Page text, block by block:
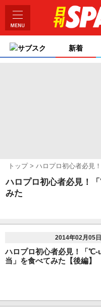
サブスク 新着
トップ ハロプロ初心者必見
ハロプロ初心者必見！
みた
2014年02月05日
ハロプロ初心者必見！「℃-
当」を食べてみた【後編】